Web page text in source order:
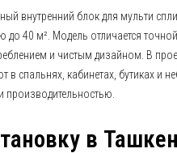
внутренний блок для мульти
40 м². Модель отличается
и чистым дизайном. В
в спальнях, кабинетах, бутиках и
производительностью.
в